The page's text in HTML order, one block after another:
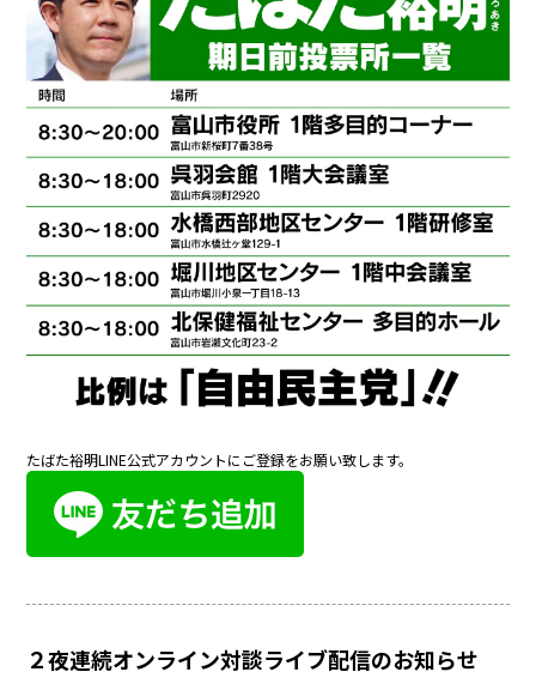
たばた裕明LINE公式アカウントにご登録をお願い致します。
２夜連続オンライン対談ライブ配信のお知らせ